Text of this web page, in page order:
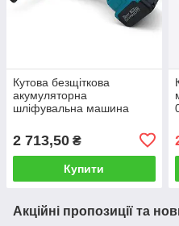
Кутова безщіткова
акумуляторна
шліфувальна машина
20BL/PRO-1 з 1 АКБ і
зарядним
2 713,50 ₴
Купити
Акційні пропозиції та